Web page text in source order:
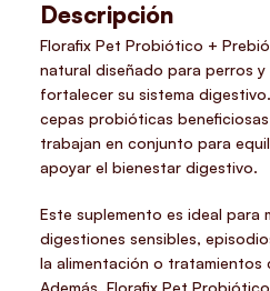
Descripción
Florafix Pet Probiótico +
natural diseñado para perros
fortalecer su sistema
cepas probióticas
trabajan en conjunto para
apoyar el bienestar digestivo.
Este suplemento es ideal para
digestiones sensibles,
la alimentación o
Además, Florafix Pet